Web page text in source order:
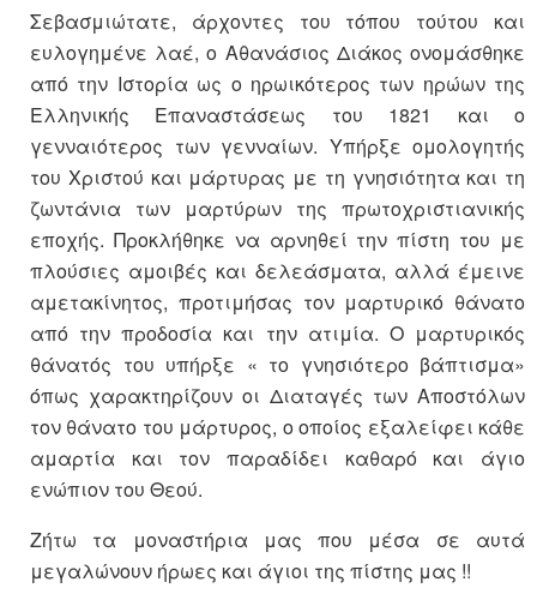
Σεβασμιώτατε, άρχοντες του τόπου τούτου και
ευλογημένε λαέ, ο Αθανάσιος Διάκος ονομάσθηκε
από την Ιστορία ως ο ηρωικότερος των ηρώων της
Ελληνικής Επαναστάσεως του 1821 και ο
γενναιότερος των γενναίων. Υπήρξε ομολογητής
του Χριστού και μάρτυρας με τη γνησιότητα και τη
ζωντάνια των μαρτύρων της πρωτοχριστιανικής
εποχής. Προκλήθηκε να αρνηθεί την πίστη του με
πλούσιες αμοιβές και δελεάσματα, αλλά έμεινε
αμετακίνητος, προτιμήσας τον μαρτυρικό θάνατο
από την προδοσία και την ατιμία. Ο μαρτυρικός
θάνατός του υπήρξε « το γνησιότερο βάπτισμα»
όπως χαρακτηρίζουν οι Διαταγές των Αποστόλων
τον θάνατο του μάρτυρος, ο οποίος εξαλείφει κάθε
αμαρτία και τον παραδίδει καθαρό και άγιο
ενώπιον του Θεού.
Ζήτω τα μοναστήρια μας που μέσα σε αυτά
μεγαλώνουν ήρωες και άγιοι της πίστης μας !!